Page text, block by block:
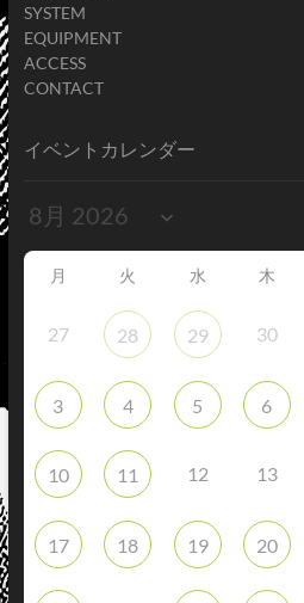
SYSTEM
EQUIPMENT
ACCESS
CONTACT
イベントカレンダー
月 火 水 木
27 28 29 30
3 4 5 6
10 11 12 13
17 18 19 20